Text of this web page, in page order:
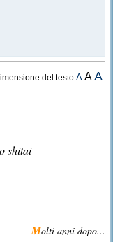
del testoA AA
shitai
Molti anni dopo...